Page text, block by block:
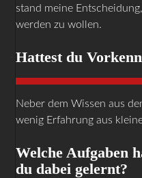
stand meine
werden zu wollen.
Hattest du
Neber dem Wissen aus
wenig Erfahrung aus
Welche Aufgaben
du dabei gelernt?